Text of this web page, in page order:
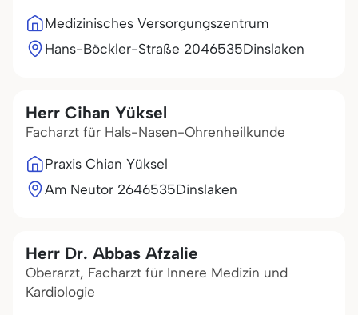
Medizinisches Versorgungszentrum
Hans-Böckler-Straße 2046535Dinslaken
Herr Cihan Yüksel
Facharzt für Hals-Nasen-Ohrenheilkunde
Praxis Chian Yüksel
Am Neutor 2646535Dinslaken
Herr Dr. Abbas Afzalie
Oberarzt, Facharzt für Innere Medizin und
Kardiologie